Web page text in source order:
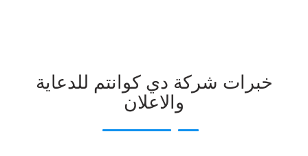
خبرات شركة دي كوانتم للدعاية
والاعلان